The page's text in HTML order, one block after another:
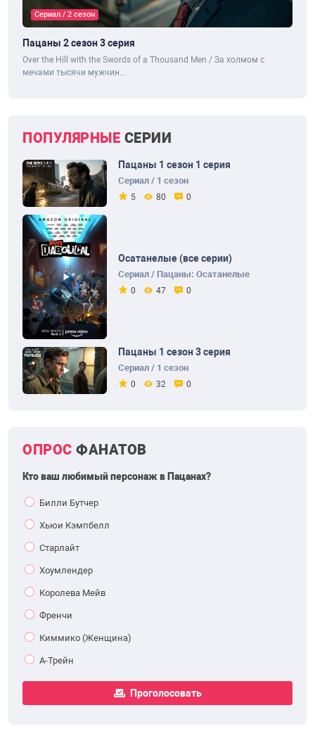
Сериал / 2 сезон
Пацаны 2 сезон 3 серия
Over the Hill with the Swords of a Thousand Men / За холмом с
мечами тысячи мужчин...
ПОПУЛЯРНЫЕ СЕРИИ
Пацаны 1 сезон 1 серия
Сериал / 1 сезон
5 80 0
Осатанелые (все серии)
Сериал / Пацаны: Осатанелые
0 47 0
Пацаны 1 сезон 3 серия
Сериал / 1 сезон
0 32 0
ОПРОС ФАНАТОВ
Кто ваш любимый персонаж в Пацанах?
Билли Бутчер
Хьюи Кэмпбелл
Старлайт
Хоумлендер
Королева Мейв
Френчи
Киммико (Женщина)
А-Трейн
Проголосовать